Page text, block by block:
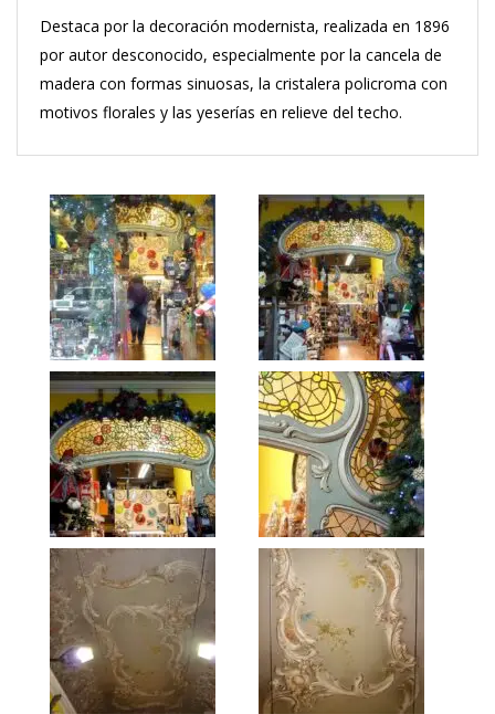
Destaca por la decoración modernista, realizada en 1896
por autor desconocido, especialmente por la cancela de
madera con formas sinuosas, la cristalera policroma con
motivos florales y las yeserías en relieve del techo.